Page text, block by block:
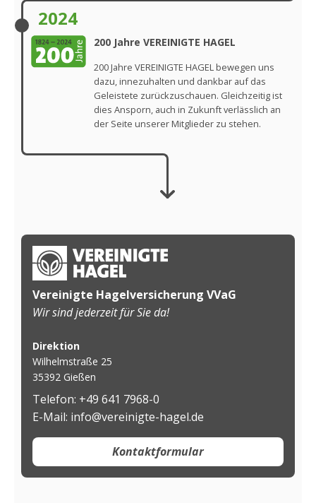
2024
200 Jahre VEREINIGTE HAGEL
200 Jahre VEREINIGTE HAGEL bewegen uns
dazu, innezuhalten und dankbar auf das
Geleistete zurückzuschauen. Gleichzeitig ist
dies Ansporn, auch in Zukunft verlässlich an
der Seite unserer Mitglieder zu stehen.
Vereinigte Hagelversicherung VVaG
Wir sind jederzeit für Sie da!
Direktion
Wilhelmstraße 25
35392 Gießen
Telefon: +49 641 7968-0
E-Mail: info@vereinigte-hagel.de
Kontaktformular